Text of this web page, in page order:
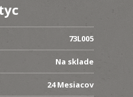
73L005
Na sklade
24 Mesiacov